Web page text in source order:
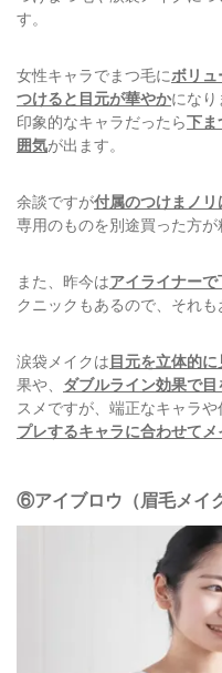
す。
女性キャラでまつ毛にボリ
つけると目元が華やかになり
印象的なキャラだったら下ま
囲気が出ます。
余談ですが付属のつけまノリ
専用のものを別途買った方が
また、昨今はアイライナーで
クニックもあるので、それも
涙袋メイクは 目元を立体的
果や、 ダブルライン効果で
スメですが、端正なキャラ
プレするキャラに合わせて
⑥アイブロウ（眉毛メイ